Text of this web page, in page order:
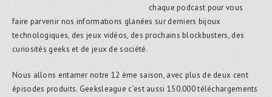
chaque podcast pour vous
faire parvenir nos informations glanées sur derniers bijoux
technologiques, des jeux vidéos, des prochains blockbusters, des
curiosités geeks et de jeux de société.
Nous allons entamer notre 12 ème saison, avec plus de deux cent
épisodes produits. Geeksleague c’est aussi 150.000 téléchargements